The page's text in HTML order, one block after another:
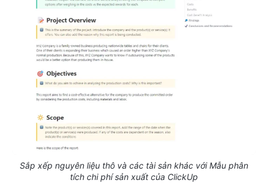
Sắp xếp nguyên liệu thô và các tài sản khác với Mẫu phân
tích chi phí sản xuất của ClickUp